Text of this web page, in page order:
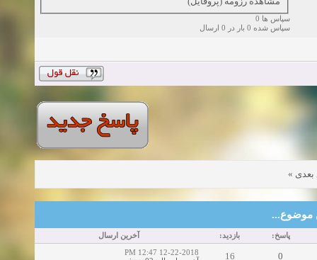
سپاس ها 0
سپاس شده 0 بار در 0 ارسال
»
موضوع...
پاسخ: بازدید: آخرین ارسال
0
16
12-22-2018 12:47 PM